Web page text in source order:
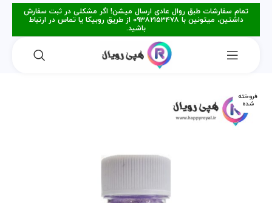
تمام سفارشات طبق روال عادی ارسال میشن! اگر مشکلی در ثبت سفارش
داشتین، میتونین با ۰۹۳۸۲۱۵۳۴۷۸ از طریق روبیکا یا تماس در ارتباط
باشید.
فروخته
شده